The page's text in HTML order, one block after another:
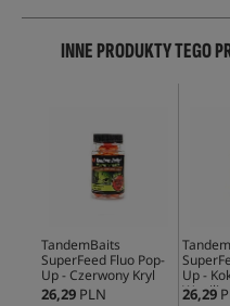
INNE PRODUKTY TEGO
TandemBaits
SuperFeed Fluo Pop-
Up - Czerwony Kryl
26,29 PLN
Up -
Wanilia
26,29